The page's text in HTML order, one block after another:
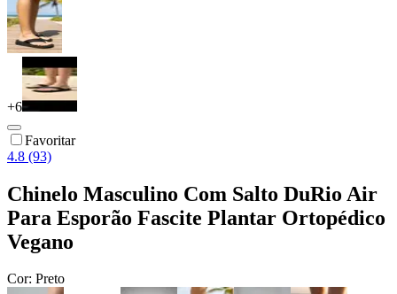
+6
Favoritar
4.8 (93)
Chinelo Masculino Com Salto DuRio Air
Para Esporão Fascite Plantar Ortopédico
Vegano
Cor: Preto